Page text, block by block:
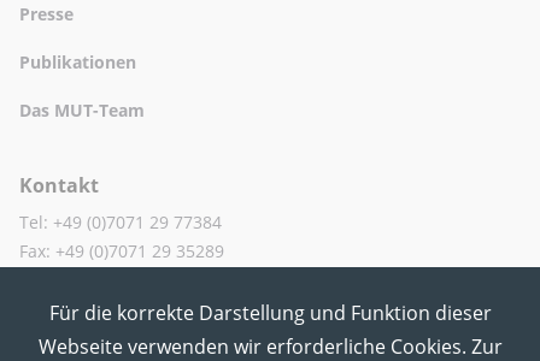
Presse
Publikationen
Das MUT-Team
Kontakt
Tel: +49 (0)7071 29 77384
Fax: +49 (0)7071 29 35289
MUT in den Sozialen Medien
Für die korrekte Darstellung und Funktion dieser
Webseite verwenden wir erforderliche Cookies. Zur